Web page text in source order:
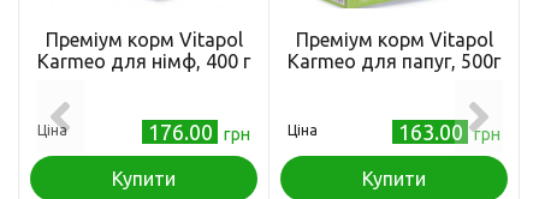
Преміум корм Vitapol
Karmeo для німф, 400 г
Ціна 176.00 грн
Купити
Преміум корм Vitapol
Karmeo для папуг, 500г
Ціна 163.00 грн
Купити